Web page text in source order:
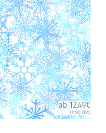
ab 12.49€
(inkl. USt)